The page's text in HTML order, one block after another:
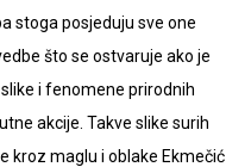
stoga posjeduju sve one
što se ostvaruje ako je
i fenomene prirodnih
akcije. Takve slike surih
kroz maglu i oblake Ekmečić